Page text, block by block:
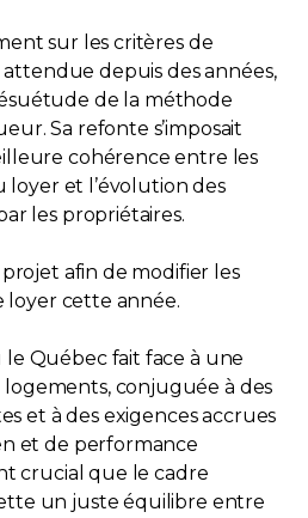
sur les critères de
depuis des années,
de la méthode
Sa refonte s’imposait
cohérence entre les
loyer et l’évolution des
les propriétaires.
afin de modifier les
loyer cette année.
Québec fait face à une
conjuguée à des
et à des exigences accrues
et de performance
crucial que le cadre
un juste équilibre entre